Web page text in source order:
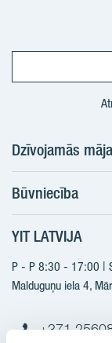
Dzīvojamās
Meklēt dzīvokli
Nākotnes projekti
Pārdošanas
YIT Plus
Kontakti
Būvniecība
Būvniecība
Jaunie projekti
Realizētie projekti
YIT LATVIJA
P - P 8:30 - 17:00 |
Malduguņu iela 4,
+371